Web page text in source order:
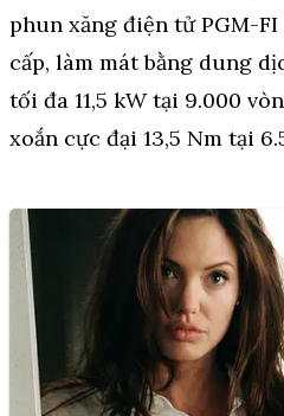
phun xăng điện tử PGM-
cấp, làm mát bằng dung
tối đa 11,5 kW tại 9.000
xoắn cực đại 13,5 Nm tại